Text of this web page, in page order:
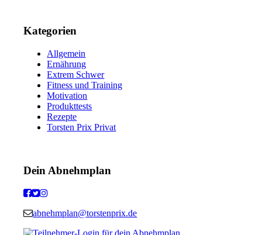
Kategorien
Allgemein
Ernährung
Extrem Schwer
Fitness und Training
Motivation
Produkttests
Rezepte
Torsten Prix Privat
Dein Abnehmplan
abnehmplan@torstenprix.de